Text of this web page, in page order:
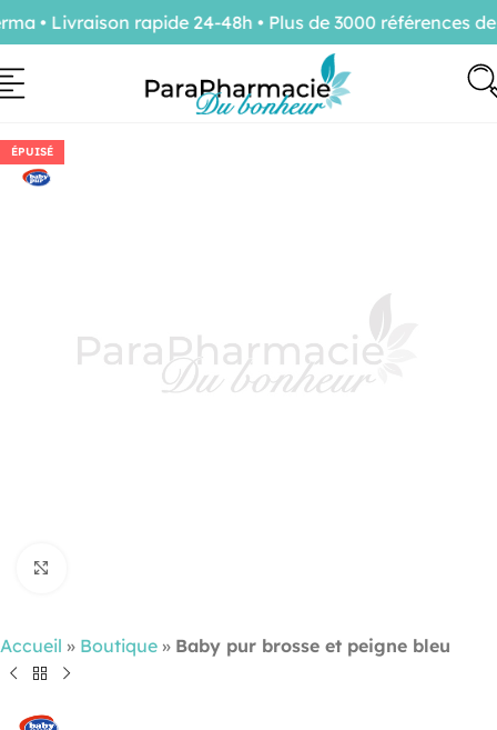
ÉPUISÉ
Accueil » Boutique » Baby pur brosse et peigne bleu
• Livraison rapide 24-48h • Plus de 3000 références de